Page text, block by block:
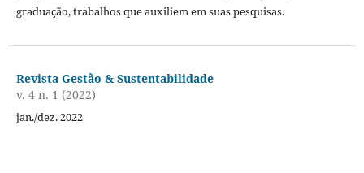
graduação, trabalhos que auxiliem em suas pesquisas.
Revista Gestão & Sustentabilidade
v. 4 n. 1 (2022)
jan./dez. 2022